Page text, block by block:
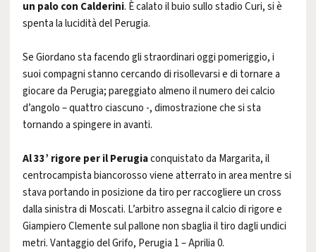
un palo con Calderini. È calato il buio sullo stadio Curi, si è
spenta la lucidità del Perugia.
Se Giordano sta facendo gli straordinari oggi pomeriggio, i
suoi compagni stanno cercando di risollevarsi e di tornare a
giocare da Perugia; pareggiato almeno il numero dei calcio
d’angolo – quattro ciascuno -, dimostrazione che si sta
tornando a spingere in avanti.
Al 33’ rigore per il Perugiaconquistato da Margarita, il
centrocampista biancorosso viene atterrato in area mentre si
stava portando in posizione da tiro per raccogliere un cross
dalla sinistra di Moscati. L’arbitro assegna il calcio di rigore e
Giampiero Clemente sul pallone non sbaglia il tiro dagli undici
metri. Vantaggio del Grifo, Perugia 1 – Aprilia 0.